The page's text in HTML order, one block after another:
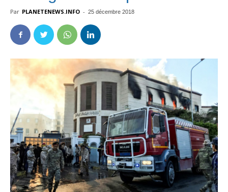
Par PLANETENEWS.INFO - 25 décembre 2018